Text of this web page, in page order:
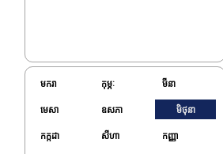
មករា កុម្ភៈ មីនា
មេសា ឧសភា មិថុនា
កក្កដា សីហា កញ្ញា